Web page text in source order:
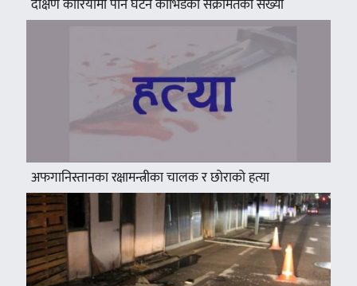
दक्षिण कोरियामा पनि घटेन कोभिडका संक्रमितको संख्या
अफगानिस्तानका रक्षामन्त्रीका चालक र छोराको हत्या